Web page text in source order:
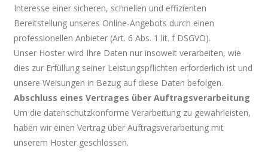
Interesse einer sicheren, schnellen und effizienten
Bereitstellung unseres Online-Angebots durch einen
professionellen Anbieter (Art. 6 Abs. 1 lit. f DSGVO).
Unser Hoster wird Ihre Daten nur insoweit verarbeiten, wie
dies zur Erfüllung seiner Leistungspflichten erforderlich ist und
unsere Weisungen in Bezug auf diese Daten befolgen.
Abschluss eines Vertrages über Auftragsverarbeitung
Um die datenschutzkonforme Verarbeitung zu gewährleisten,
haben wir einen Vertrag über Auftragsverarbeitung mit
unserem Hoster geschlossen.